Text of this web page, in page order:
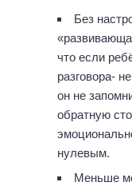
Без
что если
разговора-
он не
обратную
нулевым.
Меньше